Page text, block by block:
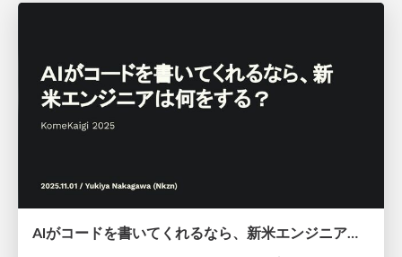
AIがコードを書いてくれるなら、新米エンジニアは何をする？ / komekaigi2025